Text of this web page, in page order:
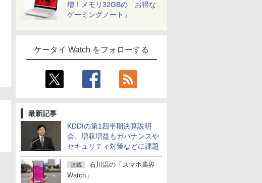
増！メモリ32GBの「お得な
ゲーミングノート」
ケータイ Watch をフォローする
最新記事
KDDIの第1四半期決算説明
会、増収増益もガバナンスや
セキュリティ対策などに課題
連載
石川温の「スマホ業界
Watch」